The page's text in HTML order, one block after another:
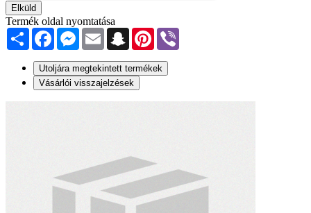
Elküld
Termék oldal nyomtatása
Share FacebookMessenger
Email SnapchatPinterest
Utoljára megtekintett termékek
Vásárlói visszajelzések